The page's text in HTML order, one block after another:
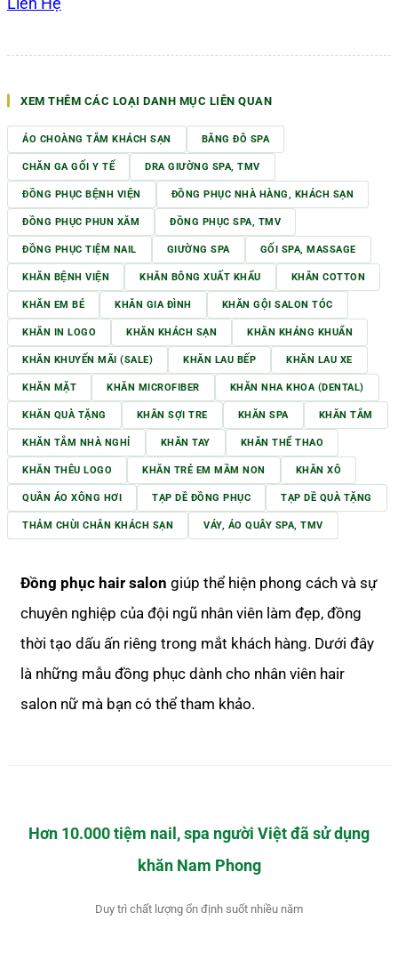
XEM THÊM CÁC LOẠI DANH MỤC LIÊN QUAN
ÁO CHOÀNG TẮM KHÁCH SẠN BĂNG ĐÔ SPA
CHĂN GA GỐI Y TẾ DRA GIƯỜNG SPA, TMV
ĐỒNG PHỤC BỆNH VIỆN ĐỒNG PHỤC NHÀ HÀNG, KHÁCH SẠN
ĐỒNG PHỤC PHUN XĂM ĐỒNG PHỤC SPA, TMV
ĐỒNG PHỤC TIỆM NAIL GIƯỜNG SPA GỐI SPA, MASSAGE
KHĂN BỆNH VIỆN KHĂN BÔNG XUẤT KHẨU KHĂN COTTON
KHĂN EM BÉ KHĂN GIA ĐÌNH KHĂN GỘI SALON TÓC
KHĂN IN LOGO KHĂN KHÁCH SẠN KHĂN KHÁNG KHUẨN
KHĂN KHUYẾN MÃI (SALE) KHĂN LAU BẾP KHĂN LAU XE
KHĂN MẶT KHĂN MICROFIBER KHĂN NHA KHOA (DENTAL)
KHĂN QUÀ TẶNG KHĂN SỢI TRE KHĂN SPA KHĂN TẮM
KHĂN TẮM NHÀ NGHỈ KHĂN TAY KHĂN THỂ THAO
KHĂN THÊU LOGO KHĂN TRẺ EM MẦM NON KHĂN XÔ
QUẦN ÁO XÔNG HƠI TẠP DỀ ĐỒNG PHỤC TẠP DỀ QUÀ TẶNG
THẢM CHÙI CHÂN KHÁCH SẠN VÁY, ÁO QUÂY SPA, TMV
Đồng phục hair salon giúp thể hiện phong cách và sự
chuyên nghiệp của đội ngũ nhân viên làm đẹp, đồng
thời tạo dấu ấn riêng trong mắt khách hàng. Dưới đây
là những mẫu đồng phục dành cho nhân viên hair
salon nữ mà bạn có thể tham khảo.
Hơn 10.000 tiệm nail, spa người Việt đã sử dụng
khăn Nam Phong
Duy trì chất lượng ổn định suốt nhiều năm